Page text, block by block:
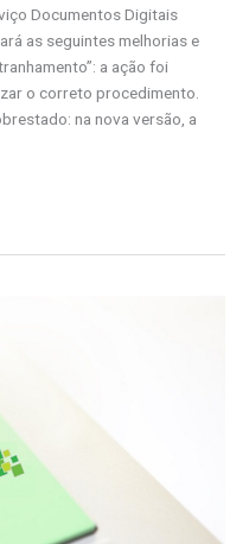
Documentos Digitais
as seguintes melhorias e
a ação foi
o correto procedimento.
na nova versão, a